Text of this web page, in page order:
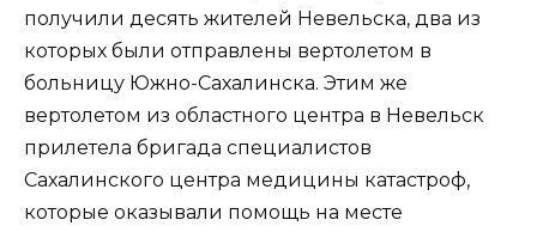
получили десять жителей Невельска, два из
которых были отправлены вертолетом в
больницу Южно-Сахалинска. Этим же
вертолетом из областного центра в Невельск
прилетела бригада специалистов
Сахалинского центра медицины катастроф,
которые оказывали помощь на месте